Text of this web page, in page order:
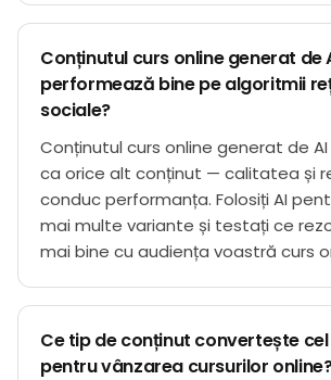
Conținutul curs online generat de
performează bine pe algoritmii
sociale?
Conținutul curs online generat de
ca orice alt conținut — calitatea și
conduc performanța. Folosiți AI
mai multe variante și testați ce
mai bine cu audiența voastră curs
Ce tip de conținut convertește
pentru vânzarea cursurilor